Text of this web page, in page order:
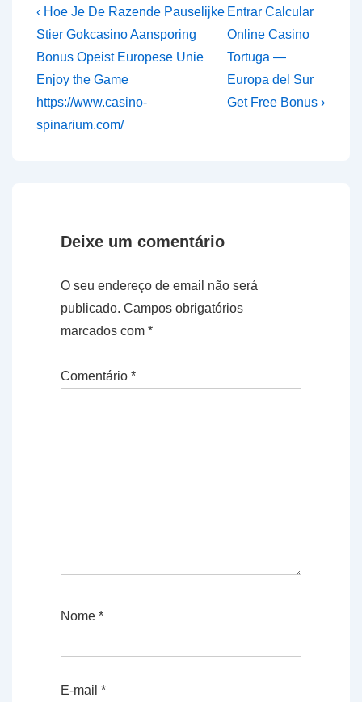
Navegação
de
artigos
Previous
Post
is
‹ Hoe Je De Razende Pauselijke
Stier Gokcasino Aansporing
Bonus Opeist Europese Unie
Enjoy the Game
https://www.casino-
spinarium.com/
Next
Post
is
Entrar Calcular
Online Casino
Tortuga —
Europa del Sur
Get Free Bonus ›
Deixe um comentário
O seu endereço de email não será
publicado. Campos obrigatórios
marcados com *
Comentário *
Nome *
E-mail *